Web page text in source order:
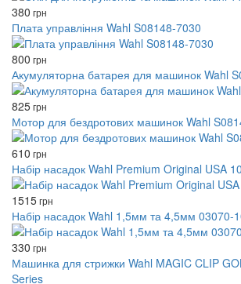
380 грн
Плата управління Wahl S08148-7030
800 грн
Акумуляторна батарея для машинок Wahl
825грн
Мотор для бездротових машинок Wahl
610 грн
Набір насадок Wahl Premium Original USA
1515грн
Набір насадок Wahl 1,5мм та 4,5мм 03070-
330 грн
Машинка для стрижки Wahl MAGIC CLIP
Series